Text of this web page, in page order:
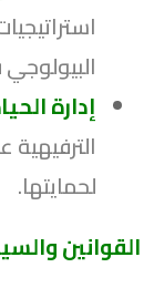
إدارة
لحمايتها.
القوانين